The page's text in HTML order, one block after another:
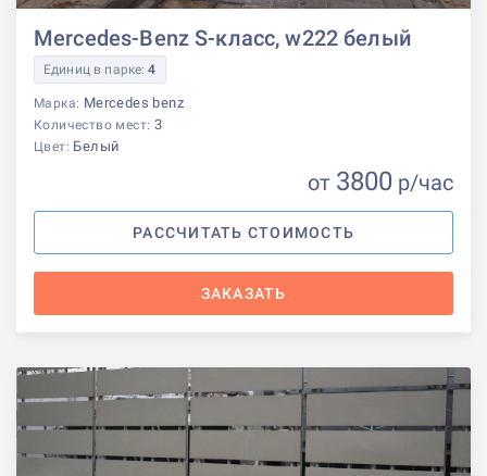
Mercedes-Benz S-класс, w222 белый
Единиц в парке:4
Марка: Mercedes benz
Количество мест: 3
Цвет: Белый
от 3800 р/час
РАССЧИТАТЬ СТОИМОСТЬ
ЗАКАЗАТЬ